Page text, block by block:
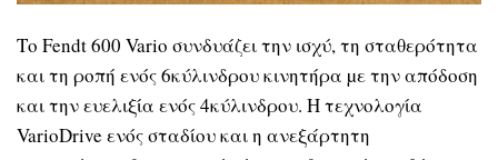
Το Fendt 600 Vario συνδυάζει την ισχύ, τη σταθερότητα
και τη ροπή ενός 6κύλινδρου κινητήρα µε την απόδοση
και την ευελιξία ενός 4κύλινδρου. Η τεχνολογία
VarioDrive ενός σταδίου και η ανεξάρτητη